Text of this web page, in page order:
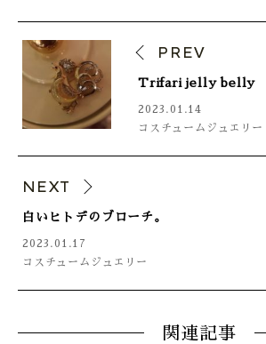
PREV
Trifari jelly belly
2023.01.14
コスチュームジュエリー
NEXT
白いヒトデのブローチ。
2023.01.17
コスチュームジュエリー
関連記事